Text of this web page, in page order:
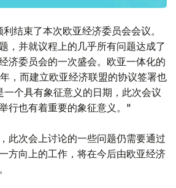
结束了本次欧亚经济委员会会议。
，并就议程上的几乎所有问题达成了
济委员会的一次盛会。欧亚一体化的
，而建立欧亚经济联盟的协议签署也
个具有象征意义的日期，此次会议
行也有着重要的象征意义。"
此次会上讨论的一些问题仍需要通过
方向上的工作，将在今后由欧亚经济